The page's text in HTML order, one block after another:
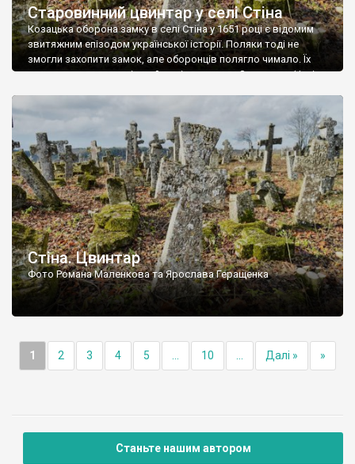
Старовинний цвинтар у селі Стіна
Козацька оборона замку в селі Стіна у 1651 році є відомим
звитяжним епізодом української історії. Поляки тоді не
змогли захопити замок, але оборонців полягло чимало. Їх
поховали на цвинтарі, який тоді називався Замковим. Нині на
ньому чимало хрестів 19 століття, є такі, де епітафії стер […]
Стіна. Цвинтар
Фото Романа Маленкова та Ярослава Геращенка
1 2 3 4 5 10 Далі » »
Станьте нашим автором